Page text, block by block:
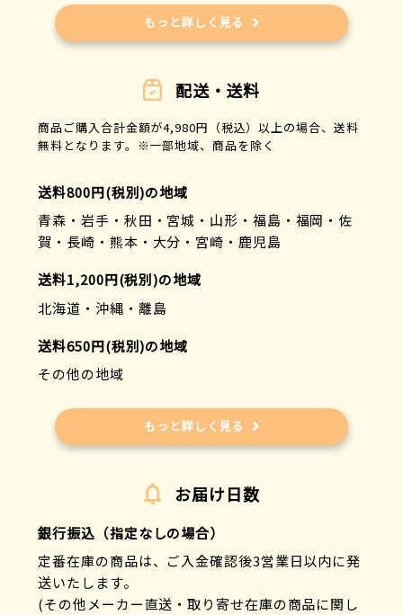
もっと詳しく見る
配送・送料
商品ご購入合計金額が4,980円（税込）以上の場合、送料
無料となります。※一部地域、商品を除く
送料800円(税別)の地域
青森・岩手・秋田・宮城・山形・福島・福岡・佐
賀・長崎・熊本・大分・宮崎・鹿児島
送料1,200円(税別)の地域
北海道・沖縄・離島
送料650円(税別)の地域
その他の地域
もっと詳しく見る
お届け日数
銀行振込（指定なしの場合）
定番在庫の商品は、ご入金確認後3営業日以内に発
送いたします。
(その他メーカー直送・取り寄せ在庫の商品に関し